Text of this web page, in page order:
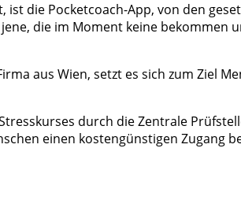
die Pocketcoach-App, von den
die im Moment keine bekommen
aus Wien, setzt es sich zum Ziel
durch die Zentrale
einen kostengünstigen Zugang